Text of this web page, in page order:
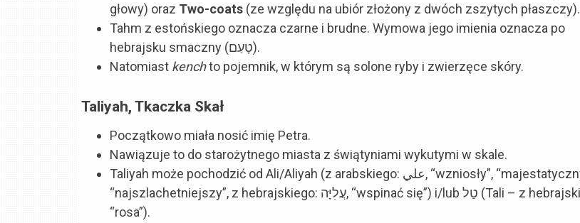
głowy) oraz Two-coats (ze względu na ubiór złożony z dwóch zszytych płaszczy).
Tahm z estońskiego oznacza czarne i brudne. Wymowa jego imienia oznacza po
hebrajsku smaczny (טָעַם).
Natomiast kenchto pojemnik, w którym są solone ryby i zwierzęce skóry.
Taliyah, Tkaczka Skał
Początkowo miała nosić imię Petra.
Nawiązuje to do starożytnego miasta z świątyniami wykutymi w skale.
Taliyah może pochodzić od Ali/Aliyah (z arabskiego: علي, “wzniosły”, “majestatyczny”,
“najszlachetniejszy”, z hebrajskiego: עֲלִיָּה, “wspinać się”) i/lub טַל (Tali – z hebrajskiego:
“rosa”).